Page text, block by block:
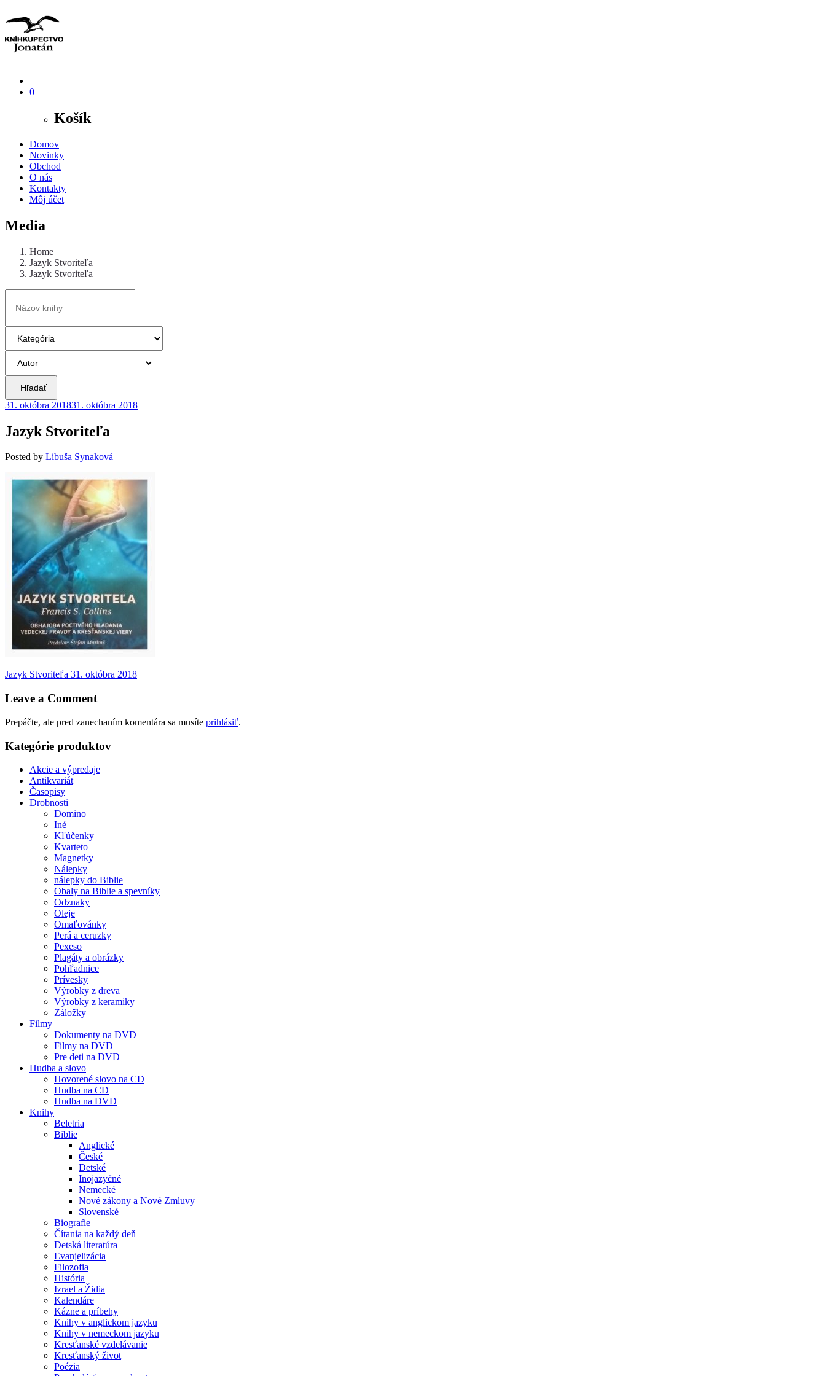
0
Košík
Domov
Novinky
Obchod
O nás
Kontakty
Môj účet
Media
Home
Jazyk Stvoriteľa
Jazyk Stvoriteľa
Hľadať
31. októbra 201831. októbra 2018
Jazyk Stvoriteľa
Posted by Libuša Synaková
Navigácia
v
Jazyk Stvoriteľa Previous
31. októbra 2018
Leave a Comment
Prepáčte, ale pred zanechaním komentára sa musíte prihlásiť.
Kategórie produktov
Akcie a výpredaje
Antikvariát
Časopisy
Drobnosti
Domino
Iné
Kľúčenky
Kvarteto
Magnetky
Nálepky
nálepky do Biblie
Obaly na Biblie a spevníky
Odznaky
Oleje
Omaľovánky
Perá a ceruzky
Pexeso
Plagáty a obrázky
Pohľadnice
Prívesky
Výrobky z dreva
Výrobky z keramiky
Záložky
Filmy
Dokumenty na DVD
Filmy na DVD
Pre deti na DVD
Hudba a slovo
Hovorené slovo na CD
Hudba na CD
Hudba na DVD
Knihy
Beletria
Biblie
Anglické
České
Detské
Inojazyčné
Nemecké
Nové zákony a Nové Zmluvy
Slovenské
Biografie
Čítania na každý deň
Detská literatúra
Evanjelizácia
Filozofia
História
Izrael a Židia
Kalendáre
Kázne a príbehy
Knihy v anglickom jazyku
Knihy v nemeckom jazyku
Kresťanské vzdelávanie
Kresťanský život
Poézia